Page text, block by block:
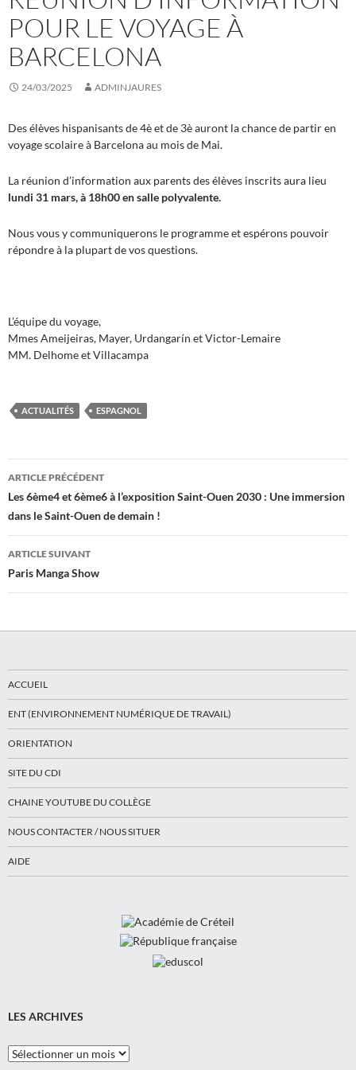
POUR LE VOYAGE À
BARCELONA
24/03/2025 ADMINJAURES
Des élèves hispanisants de 4è et de 3è auront la chance de partir en
voyage scolaire à Barcelona au mois de Mai.
La réunion d’information aux parents des élèves inscrits aura lieu
lundi 31 mars, à 18h00 en salle polyvalente.
Nous vous y communiquerons le programme et espérons pouvoir
répondre à la plupart de vos questions.
L’équipe du voyage,
Mmes Ameijeiras, Mayer, Urdangarín et Victor-Lemaire
MM. Delhome et Villacampa
ACTUALITÉS ESPAGNOL
Navigation
des
articles
ARTICLE PRÉCÉDENT
Les 6ème4 et 6ème6 à l’exposition Saint-Ouen 2030 : Une immersion
dans le Saint-Ouen de demain !
ARTICLE SUIVANT
Paris Manga Show
ACCUEIL
ENT (ENVIRONNEMENT NUMÉRIQUE DE TRAVAIL)
ORIENTATION
SITE DU CDI
CHAINE YOUTUBE DU COLLÈGE
NOUS CONTACTER / NOUS SITUER
AIDE
LES ARCHIVES
Les
Archives